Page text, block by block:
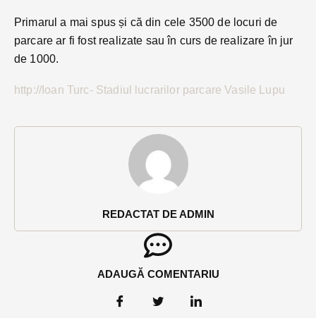
REDACTAT DE ADMIN
ADAUGĂ COMENTARIU
Primarul a mai spus și că din cele 3500 de locuri de
parcare ar fi fost realizate sau în curs de realizare în jur
de 1000.
http://Ioan Turc- Stadiul lucrarilor parcare Vasile Lupu